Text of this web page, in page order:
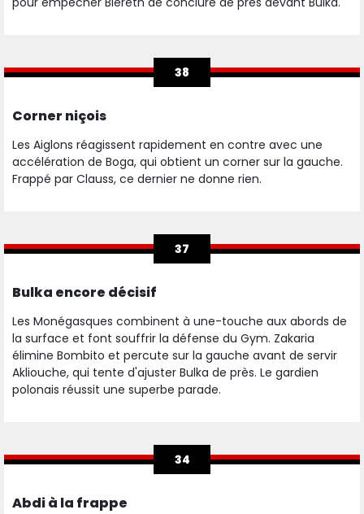
38
Corner niçois
Les Aiglons réagissent rapidement en contre avec une
accélération de Boga, qui obtient un corner sur la gauche.
Frappé par Clauss, ce dernier ne donne rien.
37
Bulka encore décisif
Les Monégasques combinent à une-touche aux abords de
la surface et font souffrir la défense du Gym. Zakaria
élimine Bombito et percute sur la gauche avant de servir
Akliouche, qui tente d'ajuster Bulka de près. Le gardien
polonais réussit une superbe parade.
34
Abdi à la frappe